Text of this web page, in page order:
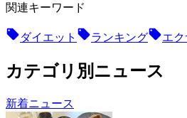
関連キーワード
ダイエット ランキング エ
カテゴリ別ニュース
新着ニュース